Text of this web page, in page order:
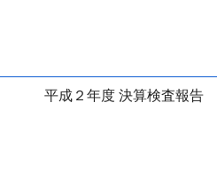
平成２年度 決算検査報告